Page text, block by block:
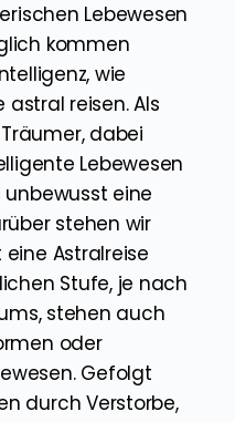
Lebewesen
kommen
wie
astral reisen. Als
dabei
Lebewesen
eine
stehen wir
Astralreise
Stufe, je nach
stehen auch
oder
Gefolgt
durch Verstorbe,